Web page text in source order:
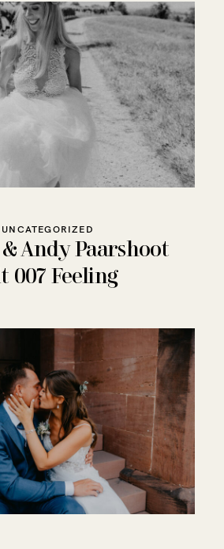
UNCATEGORIZED
& Andy Paarshoot
007 Feeling